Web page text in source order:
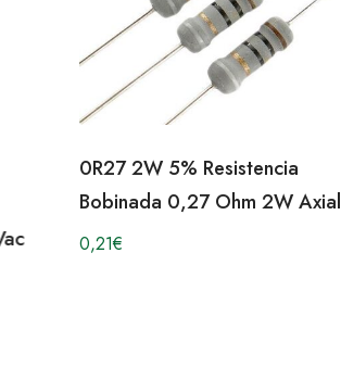
0R27 2W 5% Resistencia
Bobinada 0,27 Ohm 2W Axial
0,21€